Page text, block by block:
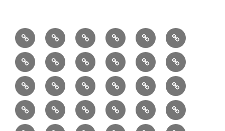
1/10：
材
料
10/10：
ジ
ュ
エ
リ
ー
2/10：
製
作
3/10：
は
ぎ
れ
4/10：
Ｈ
Ｍ
Ｂ
教
室
5/10：
事
業
6/10：
読
書
7/10：
食・
健
康
8/10：
リ
フ
ォ
ー
ム
9/10：
コ
ー
デ
creema
で
販
売
中
の
①
入
園
バ
ッ
グ
②
半
月
型
③
巾
着
袋
④
巾
着
袋
⑤
巾
着
シ
⑥
小
動
物
⑦
リ
ュ
ッ
⑧
メ
⑨
ミ
⑩
マ
⑪
マ
⑫
ポ
⑬
ボ